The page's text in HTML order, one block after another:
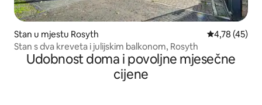
Stan u mjestu Rosyth Prosječna
4,78 (45)
Stan s dva kreveta i julijskim balkonom, Rosyth
Udobnost doma i povoljne mjesečne
cijene